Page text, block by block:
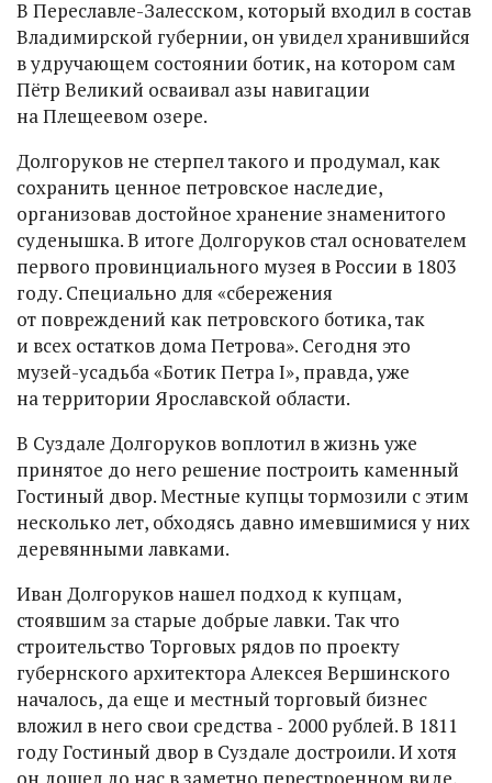
В Переславле-Залесском, который входил в состав
Владимирской губернии, он увидел хранившийся
в удручающем состоянии ботик, на котором сам
Пётр Великий осваивал азы навигации
на Плещеевом озере.
Долгоруков не стерпел такого и продумал, как
сохранить ценное петровское наследие,
организовав достойное хранение знаменитого
суденышка. В итоге Долгоруков стал основателем
первого провинциального музея в России в 1803
году. Специально для «сбережения
от повреждений как петровского ботика, так
и всех остатков дома Петрова». Сегодня это
музей-усадьба «Ботик Петра I», правда, уже
на территории Ярославской области.
В Суздале Долгоруков воплотил в жизнь уже
принятое до него решение построить каменный
Гостиный двор. Местные купцы тормозили с этим
несколько лет, обходясь давно имевшимися у них
деревянными лавками.
Иван Долгоруков нашел подход к купцам,
стоявшим за старые добрые лавки. Так что
строительство Торговых рядов по проекту
губернского архитектора Алексея Вершинского
началось, да еще и местный торговый бизнес
вложил в него свои средства ‑ 2000 рублей. В 1811
году Гостиный двор в Суздале достроили. И хотя
он дошел до нас в заметно перестроенном виде,